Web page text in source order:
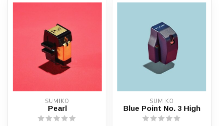
SUMIKO
Pearl
SUMIKO
Blue Point No. 3 High